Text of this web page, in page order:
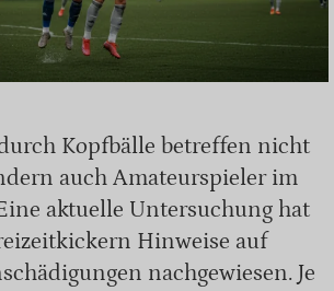
Kopfbälle betreffen nicht
auch Amateurspieler im
aktuelle Untersuchung hat
Hinweise auf
nachgewiesen. Je